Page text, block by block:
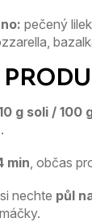
pečený
g soli / 100
min , občas
nechte půl